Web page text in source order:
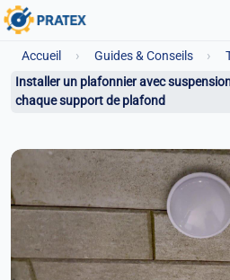
Accueil › Guides & Conseils ›
Installer un plafonnier avec
chaque support de plafond